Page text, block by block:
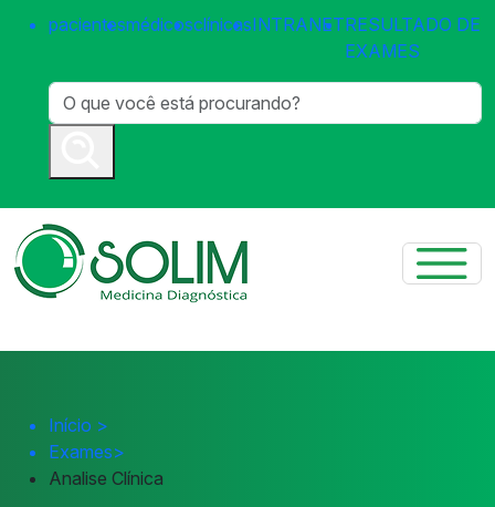
pacientesmédicosclínicasINTRANETRESULTADO DE
EXAMES
Início >
Exames>
Analise Clínica